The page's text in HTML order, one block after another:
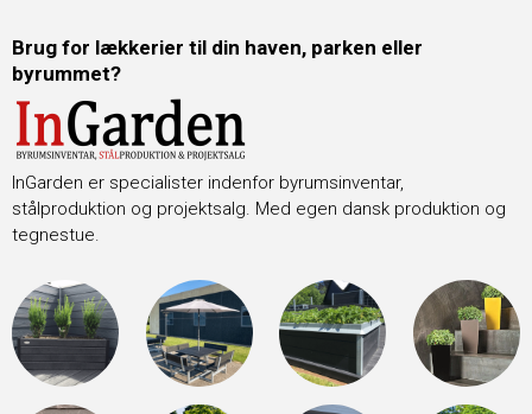
Brug for lækkerier til din haven, parken eller
byrummet?
InGarden er specialister indenfor byrumsinventar,
stålproduktion og projektsalg. Med egen dansk produktion og
tegnestue.